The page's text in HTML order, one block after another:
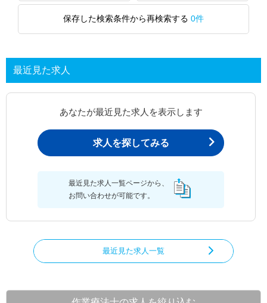
保存した検索条件から再検索する 0件
最近見た求人
あなたが最近見た求人を表示します
求人を探してみる
最近見た求人一覧ページから、
お問い合わせが可能です。
最近見た求人一覧